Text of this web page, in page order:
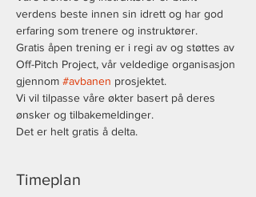
verdens beste innen sin idrett og har god
erfaring som trenere og instruktører.
Gratis åpen trening er i regi av og støttes av
Off-Pitch Project, vår veldedige organisasjon
gjennom #avbanen prosjektet.
Vi vil tilpasse våre økter basert på deres
ønsker og tilbakemeldinger.
Det er helt gratis å delta.
Timeplan